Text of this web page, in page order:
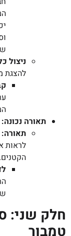
ניצול
להצגת
תאורה נכונה:
תאורה:
לראות
הקטנים.
חלק שני:
טמבור